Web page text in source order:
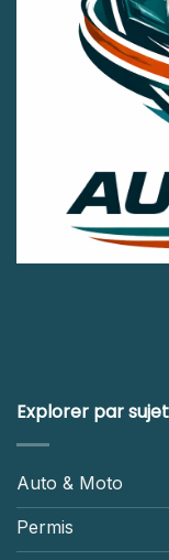
Explorer par sujet
Auto & Moto
Permis